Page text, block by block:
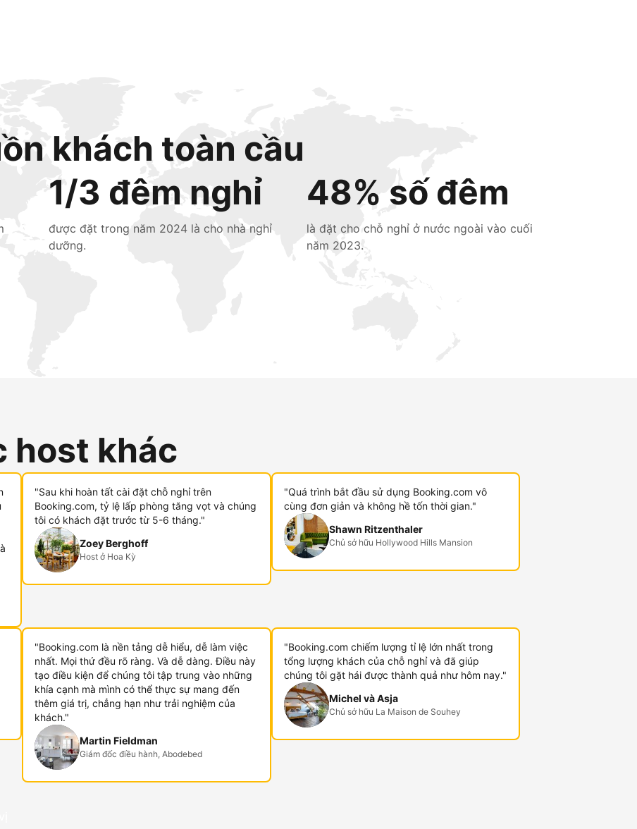
khách toàn cầu
1/3 đêm nghỉ
được đặt trong năm 2024 là cho nhà nghỉ
dưỡng.
48% số đêm
là đặt cho chỗ nghỉ ở nước ngoài vào cuối
năm 2023.
host khác
"Sau khi hoàn tất cài đặt chỗ nghỉ trên
Booking.com, tỷ lệ lấp phòng tăng vọt và chúng
tôi có khách đặt trước từ 5-6 tháng."
Zoey Berghoff
Host ở Hoa Kỳ
"Quá trình bắt đầu sử dụng Booking.com vô
cùng đơn giản và không hề tốn thời gian."
Shawn Ritzenthaler
Chủ sở hữu Hollywood Hills Mansion
"Booking.com là nền tảng dễ hiểu, dễ làm việc
nhất. Mọi thứ đều rõ ràng. Và dễ dàng. Điều này
tạo điều kiện để chúng tôi tập trung vào những
khía cạnh mà mình có thể thực sự mang đến
thêm giá trị, chẳng hạn như trải nghiệm của
khách."
Martin Fieldman
Giám đốc điều hành, Abodebed
"Booking.com chiếm lượng tỉ lệ lớn nhất trong
tổng lượng khách của chỗ nghỉ và đã giúp
chúng tôi gặt hái được thành quả như hôm nay."
Michel và Asja
Chủ sở hữu La Maison de Souhey